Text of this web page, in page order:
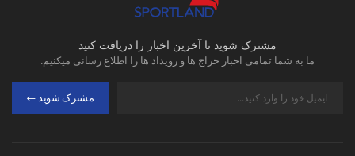
مشترک شوید تا آخرین اخبار را دریافت کنید
ما به شما تمامی اخبار حراج ها و رویداد ها را اطلاع رسانی میکنیم.
مشترک شوید